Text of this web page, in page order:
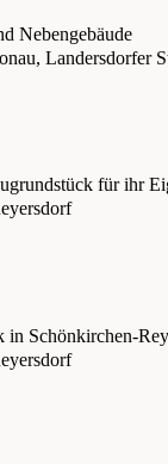
Nebengebäude
Landersdorfer
für ihr
in Schönkirchen-